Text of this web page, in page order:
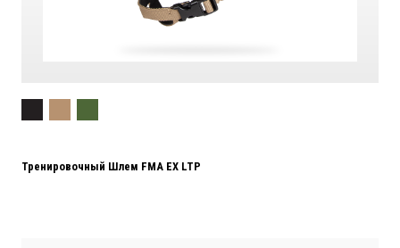
Тренировочный Шлем FMA EX LTP